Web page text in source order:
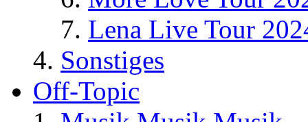
Lena Live Tour
Sonstiges
Off-Topic